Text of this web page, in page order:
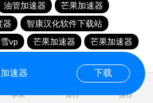
油管加速器
芒果加速器
器
智康汉化软件下载站
vp 芒果加速器
芒果加速器
苹果 排行 推荐
速器 下载
0.084484s